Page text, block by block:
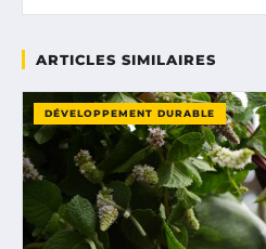
ARTICLES SIMILAIRES
DÉVELOPPEMENT DURABLE